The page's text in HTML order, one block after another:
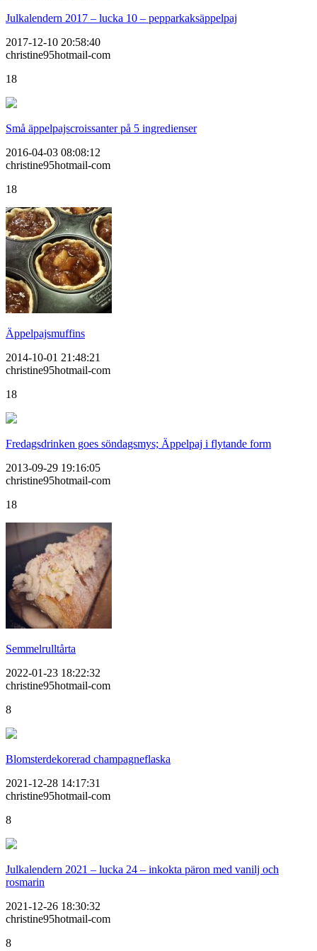
Julkalendern 2017 – lucka 10 – pepparkaksäppelpaj
2017-12-10 20:58:40
christine95hotmail-com
18
Små äppelpajscroissanter på 5 ingredienser
2016-04-03 08:08:12
christine95hotmail-com
18
Äppelpajsmuffins
2014-10-01 21:48:21
christine95hotmail-com
18
Fredagsdrinken goes söndagsmys; Äppelpaj i flytande form
2013-09-29 19:16:05
christine95hotmail-com
18
Semmelrulltårta
2022-01-23 18:22:32
christine95hotmail-com
8
Blomsterdekorerad champagneflaska
2021-12-28 14:17:31
christine95hotmail-com
8
Julkalendern 2021 – lucka 24 – inkokta päron med vanilj och
rosmarin
2021-12-26 18:30:32
christine95hotmail-com
8